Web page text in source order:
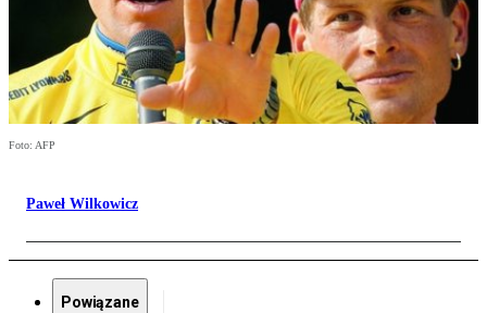
Foto: AFP
Paweł Wilkowicz
Powiązane